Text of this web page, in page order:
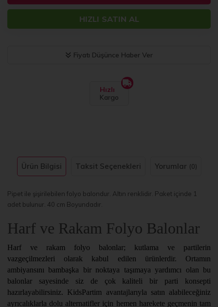
HIZLI SATIN AL
Fiyatı Düşünce Haber Ver
Hızlı
Kargo
Ürün Bilgisi Taksit Seçenekleri Yorumlar (0)
Pipet ile şişirilebilen folyo balondur. Altın renklidir. Paket içinde 1
adet bulunur. 40 cm Boyundadır.
Harf ve Rakam Folyo Balonlar
Harf ve rakam folyo balonlar; kutlama ve partilerin
vazgeçilmezleri olarak kabul edilen ürünlerdir. Ortamın
ambiyansını bambaşka bir noktaya taşımaya yardımcı olan bu
balonlar sayesinde siz de çok kaliteli bir parti konsepti
hazırlayabilirsiniz. KidsPartim avantajlarıyla satın alabileceğiniz
ayrıcalıklarla dolu alternatifler için hemen harekete geçmenin tam